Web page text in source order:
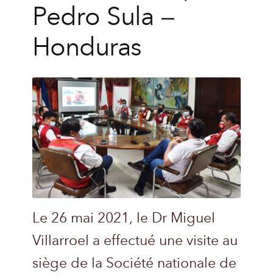
Pedro Sula –
Honduras
Le 26 mai 2021, le Dr Miguel
Villarroel a effectué une visite au
siège de la Société nationale de